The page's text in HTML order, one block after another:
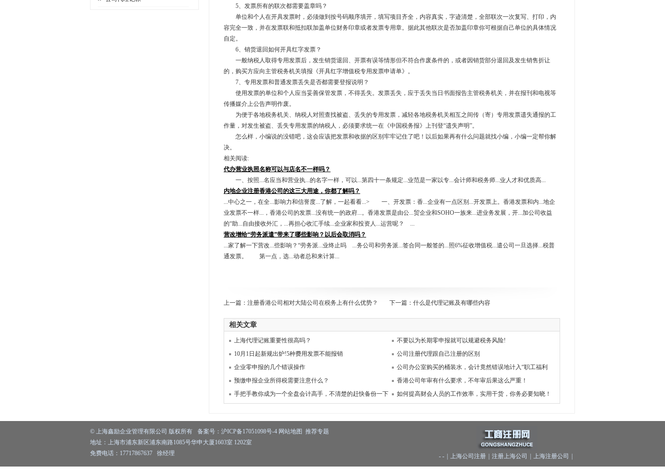
5、发票所有的联次都需要盖章吗？
单位和个人在开具发票时，必须做到按号码顺序填开，填写项目齐全，内容真实，字迹清楚，全部联次一次复写、打印，内
容完全一致，并在发票联和抵扣联加盖单位财务印章或者发票专用章。据此其他联次是否加盖印章你可根据自己单位的具体情况
自定。
6、销货退回如何开具红字发票？
一般纳税人取得专用发票后，发生销货退回、开票有误等情形但不符合作废条件的，或者因销货部分退回及发生销售折让
的，购买方应向主管税务机关填报《开具红字增值税专用发票申请单》。
7、专用发票和普通发票丢失是否都需要登报说明？
使用发票的单位和个人应当妥善保管发票，不得丢失。发票丢失，应于丢失当日书面报告主管税务机关，并在报刊和电视等
传播媒介上公告声明作废。
为便于各地税务机关、纳税人对照查找被盗、丢失的专用发票，减轻各地税务机关相互之间传（寄）专用发票遗失通报的工
作量，对发生被盗、丢失专用发票的纳税人，必须要求统一在《中国税务报》上刊登“遗失声明”。
怎么样，小编说的没错吧，这会应该把发票和收据的区别牢牢记住了吧！以后如果再有什么问题就找小编，小编一定帮你解
决。
相关阅读:
代办营业执照名称可以与店名不一样吗？
一、按照...名应当和营业执...的名字一样，可以...第四十一条规定...业范是一家以专...会计师和税务师...业人才和优质高...
内地企业注册香港公司的这三大用途，你都了解吗？
...中心之一，在全...影响力和信誉度...了解，一起看看...> 一、开发票：香...企业有一点区别...开发票上。香港发票和内...地企
业发票不一样...，香港公司的发票...没有统一的政府...。香港发票是由公...贸企业和SOHO一族来...进业务发展，开...加公司收益
的“助...自由接收外汇，...再担心收汇手续...企业家和投资人...运营呢？ ...
营改增给“劳务派遣”带来了哪些影响？以后会取消吗？
...家了解一下营改...些影响？“劳务派...业终止吗 ...务公司和劳务派...签合同一般签的...照6%征收增值税...遣公司一旦选择...税普
通发票。 第一点，选...动者总和来计算...
上一篇： 注册香港公司相对大陆公司在税务上有什么优势？ 下一篇： 什么是代理记账及有哪些内容
相关文章
上海代理记账重要性很高吗？
不要以为长期零申报就可以规避税务风险!
10月1日起新规出炉!5种费用发票不能报销
公司注册代理跟自己注册的区别
企业零申报的几个错误操作
公司办公室购买的桶装水，会计竟然错误地计入“职工福利
预缴申报企业所得税需要注意什么？
香港公司年审有什么要求，不年审后果这么严重！
手把手教你成为一个全盘会计高手，不清楚的赶快备份一下
如何提高财会人员的工作效率，实用干货，你务必要知晓！
© 上海鑫励企业管理有限公司 版权所有 备案号： 沪ICP备17051098号-4 网站地图 推荐专题
地址：上海市浦东新区浦东南路1085号华申大厦1603室 1202室
免费电话：17717867637 徐经理
- - 上海公司注册 注册上海公司 上海注册公司